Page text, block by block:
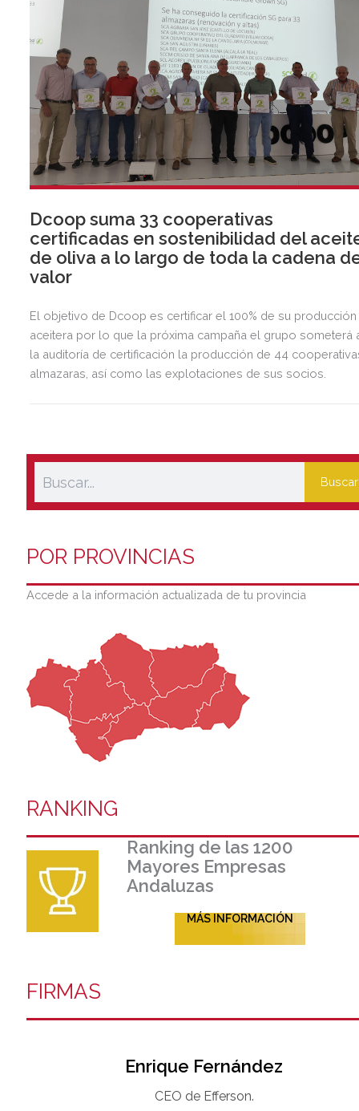
Dcoop suma 33 cooperativas
certificadas en sostenibilidad del
de oliva a lo largo de toda la cadena
valor
El objetivo de Dcoop es certificar el 100% de su producción
aceitera por lo que la próxima campaña el grupo someterá
la auditoría de certificación la producción de 44
almazaras, así como las explotaciones de sus socios.
Buscar
POR PROVINCIAS
Accede a la información actualizada de tu provincia
RANKING
Ranking de las 1200
Mayores Empresas
Andaluzas
MÁS INFORMACIÓN
FIRMAS
Enrique Fernández
CEO de Efferson.